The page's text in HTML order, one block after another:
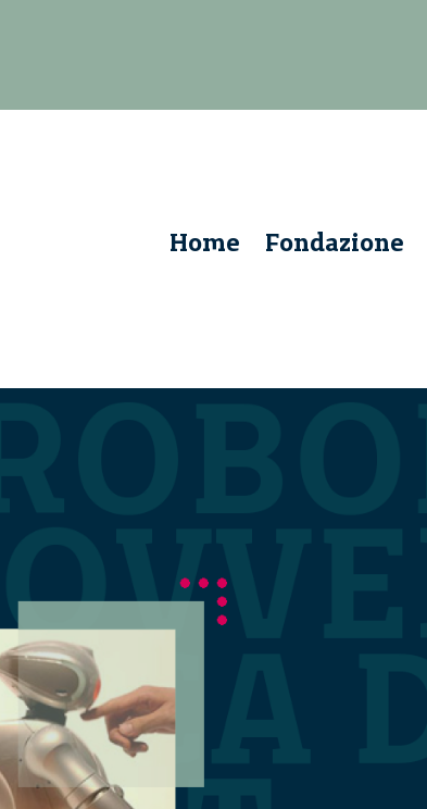
Home Fondazione